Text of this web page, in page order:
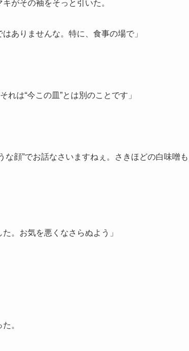
がその袖をそっと引いた。
ありませんな。特に、食事の場で」
れは“今この皿”とは別のことです」
顔”でお話なさいますねぇ。さきほどの白味噌
。お気を悪くなさらぬよう」
。